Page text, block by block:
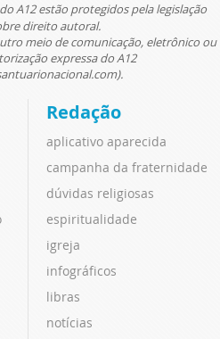
A12 estão protegidos pela legislação
direito autoral.
meio de comunicação, eletrônico ou
expressa do A12
Redação
aplicativo aparecida
campanha da fraternidade
dúvidas religiosas
espiritualidade
igreja
infográficos
libras
notícias